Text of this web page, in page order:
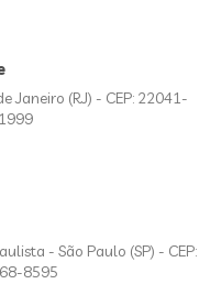
Janeiro (RJ) - CEP: 22041-
- São Paulo (SP) - CEP:
8595